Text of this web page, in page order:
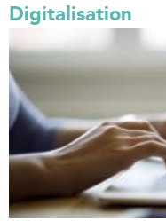
Digitalisation